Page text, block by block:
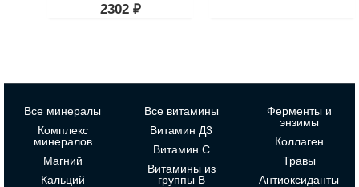
2302 ₽
Все минералы
Комплекс
минералов
Магний
Кальций
Все витамины
Витамин Д3
Витамин С
Витамины из
группы В
Ферменты и
энзимы
Коллаген
Травы
Антиоксиданты